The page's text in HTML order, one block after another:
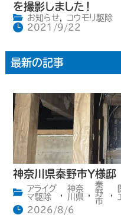
を撮影しました！
お知らせ,
コウモリ駆除
2021/9/22
最新の記事
神奈川県秦野市Y様
アライグ
マ駆除
神奈
川県
秦
野
市
2026/8/6